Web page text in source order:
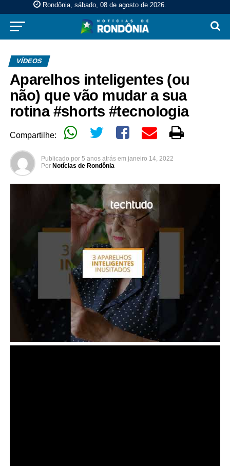
Rondônia, sábado, 08 de agosto de 2026.
VÍDEOS
Aparelhos inteligentes (ou
não) que vão mudar a sua
rotina #shorts #tecnologia
Compartilhe:
Publicado por 5 anos atrás em janeiro 14, 2022
Por Notícias de Rondônia